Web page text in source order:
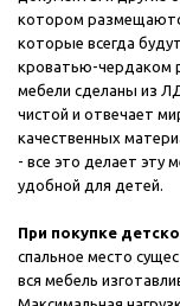
котором
которые всегда
кроватью-чердаком
мебели сделаны из
чистой и отвечает
качественных
- все это делает эту
удобной для детей.
При покупке
спальное место
вся мебель